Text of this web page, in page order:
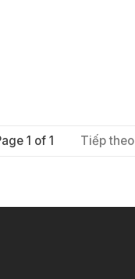
1 of 1 Tiếp theo